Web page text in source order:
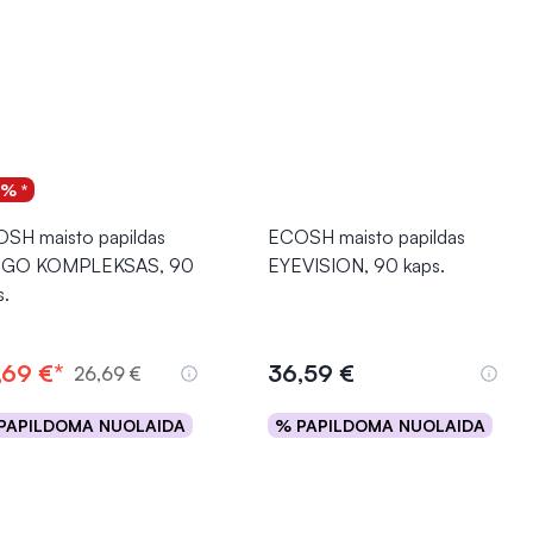
*
maisto papildas
KOMPLEKSAS, 90
€* 26,69 €
NUOLAIDA
Į krepšelį
ECOSH maisto papildas
EYEVISION, 90 kaps.
36,59 €
% PAPILDOMA NUOLAIDA
Į krepšelį